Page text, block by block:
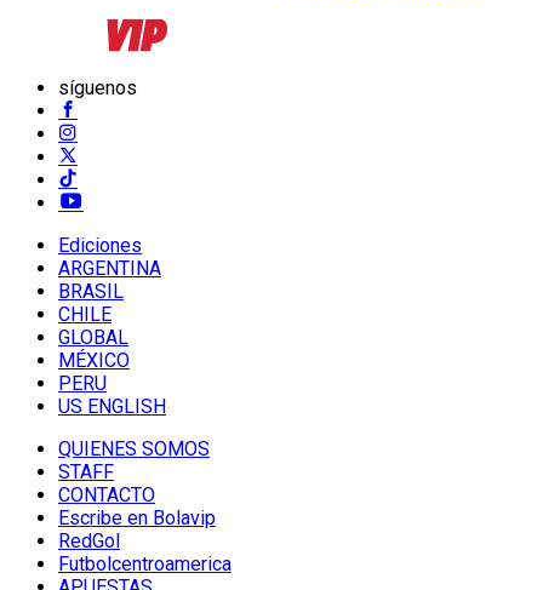
síguenos
Ediciones
ARGENTINA
BRASIL
CHILE
GLOBAL
MÉXICO
PERU
US ENGLISH
QUIENES SOMOS
STAFF
CONTACTO
Escribe en Bolavip
RedGol
Futbolcentroamerica